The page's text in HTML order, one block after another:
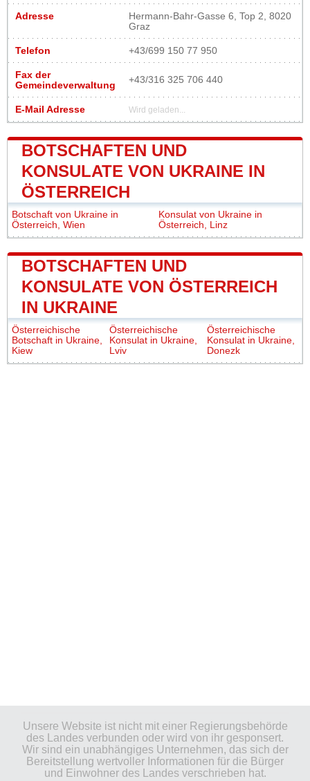
Adresse
Hermann-Bahr-Gasse 6, Top 2, 8020
Graz
Telefon +43/699 150 77 950
Fax der
Gemeindeverwaltung
+43/316 325 706 440
E-Mail Adresse Wird geladen...
BOTSCHAFTEN UND
KONSULATE VON UKRAINE IN
ÖSTERREICH
Botschaft von Ukraine in
Österreich, Wien
Konsulat von Ukraine in
Österreich, Linz
BOTSCHAFTEN UND
KONSULATE VON ÖSTERREICH
IN UKRAINE
Österreichische
Botschaft in Ukraine,
Kiew
Österreichische
Konsulat in Ukraine,
Lviv
Österreichische
Konsulat in Ukraine,
Donezk
Unsere Website ist nicht mit einer Regierungsbehörde
des Landes verbunden oder wird von ihr gesponsert.
Wir sind ein unabhängiges Unternehmen, das sich der
Bereitstellung wertvoller Informationen für die Bürger
und Einwohner des Landes verschrieben hat.